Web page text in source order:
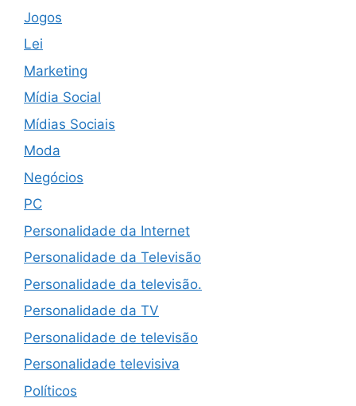
Jogos
Lei
Marketing
Mídia Social
Mídias Sociais
Moda
Negócios
PC
Personalidade da Internet
Personalidade da Televisão
Personalidade da televisão.
Personalidade da TV
Personalidade de televisão
Personalidade televisiva
Políticos